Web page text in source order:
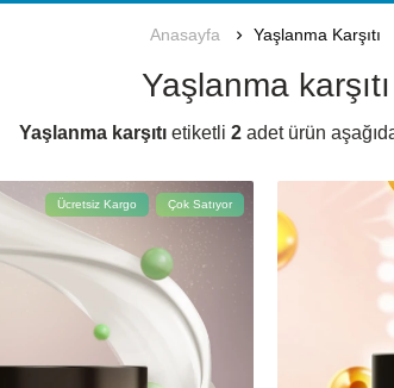
Anasayfa Yaşlanma Karşıtı
Yaşlanma karşıtı
Yaşlanma karşıtıetiketli 2adet ürün
Ücretsiz Kargo Çok Satıyor